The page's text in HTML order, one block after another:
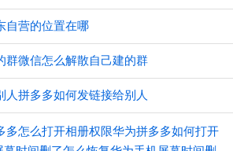
自营的位置在哪
群微信怎么解散自己建的群
人拼多多如何发链接给别人
多怎么打开相册权限华为拼多多如何打开